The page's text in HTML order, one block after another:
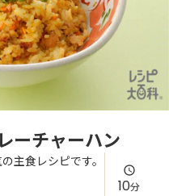
ゴーヤ
ーチャーハン
主食レシピです。
10分